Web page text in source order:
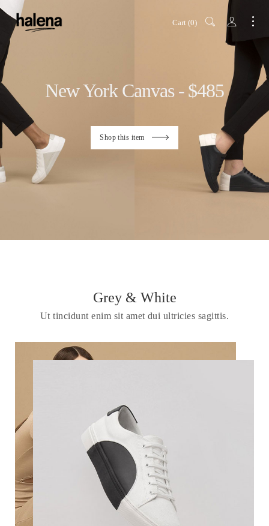
Cart 0
New York Canvas - $485
Shop this item
Grey & White
Ut tincidunt enim sit amet dui ultricies sagittis.